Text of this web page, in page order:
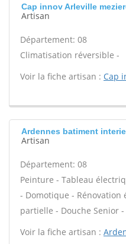
Cap innov Arleville
Artisan
Département: 08
Climatisation réversible -
Voir la fiche artisan : Cap
Ardennes batiment
Artisan
Département: 08
Peinture - Tableau
- Domotique -
partielle - Douche Senior -
Voir la fiche artisan :